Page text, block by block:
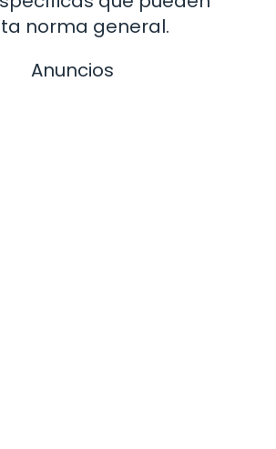
norma general.
Anuncios